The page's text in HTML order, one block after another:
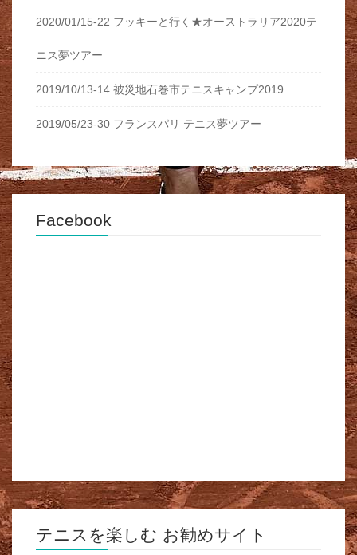
2020/01/15-22 フッキーと行く★オーストラリア2020テ
ニス夢ツアー
2019/10/13-14 被災地石巻市テニスキャンプ2019
2019/05/23-30 フランスパリ テニス夢ツアー
Facebook
テニスを楽しむ お勧めサイト